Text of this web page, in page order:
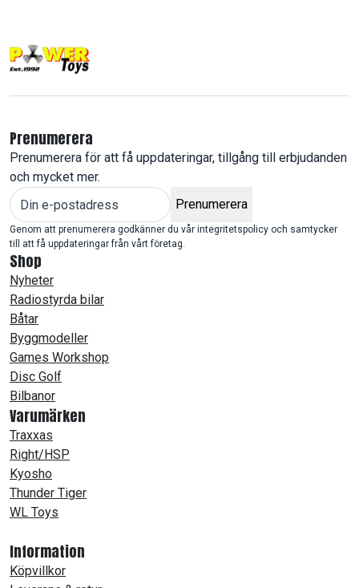
Prenumerera
Prenumerera för att få uppdateringar, tillgång till erbjudanden
och mycket mer.
Prenumerera
Genom att prenumerera godkänner du vår integritetspolicy och samtycker
till att få uppdateringar från vårt företag.
Shop
Nyheter
Radiostyrda bilar
Båtar
Byggmodeller
Games Workshop
Disc Golf
Bilbanor
Varumärken
Traxxas
Right/HSP
Kyosho
Thunder Tiger
WL Toys
Information
Köpvillkor